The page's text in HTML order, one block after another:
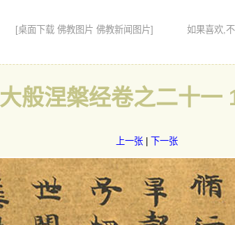
[桌面下载 佛教图片 佛教新闻图片] 如果喜欢,
大般涅槃经卷之二十一
上一张| 下一张